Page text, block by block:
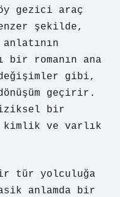
gezici araç
şekilde,
romanın ana
gibi,
geçirir.
fiziksel bir
ve varlık
tür yolculuğa
anlamda bir